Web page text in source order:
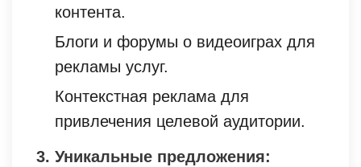
контента.
Блоги и форумы о видеоиграх для
рекламы услуг.
Контекстная реклама для
привлечения целевой аудитории.
3. Уникальные предложения: